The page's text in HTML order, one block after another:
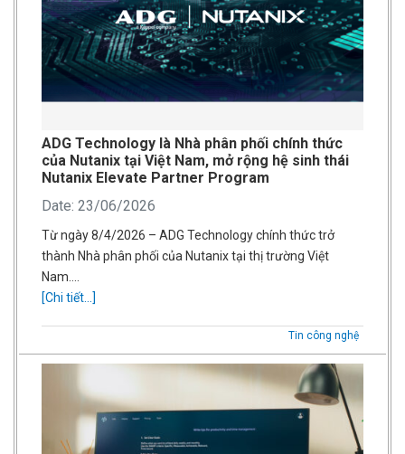
ADG Technology là Nhà phân phối chính thức
của Nutanix tại Việt Nam, mở rộng hệ sinh thái
Nutanix Elevate Partner Program
Date: 23/06/2026
Từ ngày 8/4/2026 – ADG Technology chính thức trở
thành Nhà phân phối của Nutanix tại thị trường Việt
Nam….
[Chi tiết...]
Tin công nghệ